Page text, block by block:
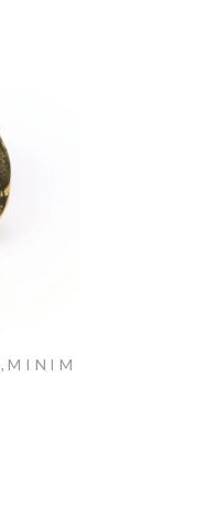
,M I N I M